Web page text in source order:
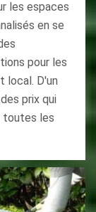
les espaces
en se
pour les
local. D'un
prix qui
toutes les